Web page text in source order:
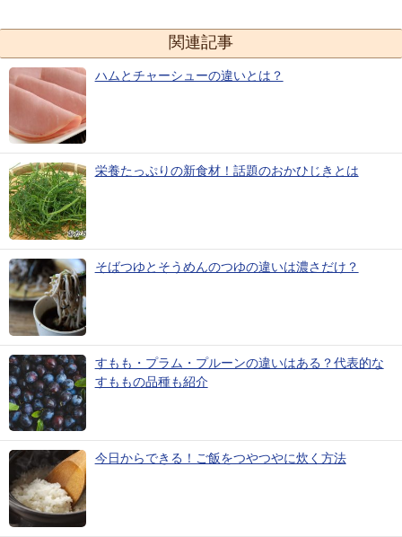
関連記事
ハムとチャーシューの違いとは？
栄養たっぷりの新食材！話題のおかひじきとは
そばつゆとそうめんのつゆの違いは濃さだけ？
すもも・プラム・プルーンの違いはある？代表的な
すももの品種も紹介
今日からできる！ご飯をつやつやに炊く方法